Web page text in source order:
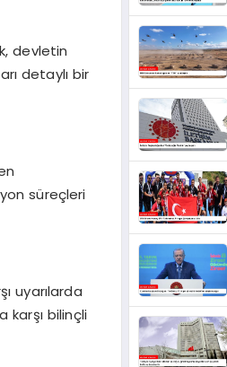
devletin
detaylı bir
süreçleri
uyarılarda
karşı bilinçli